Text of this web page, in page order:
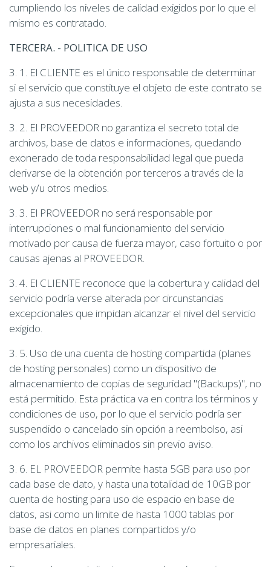
cumpliendo los niveles de calidad exigidos por lo que el
mismo es contratado.
TERCERA. - POLITICA DE USO
3. 1. El CLIENTE es el único responsable de determinar
si el servicio que constituye el objeto de este contrato se
ajusta a sus necesidades.
3. 2. El PROVEEDOR no garantiza el secreto total de
archivos, base de datos e informaciones, quedando
exonerado de toda responsabilidad legal que pueda
derivarse de la obtención por terceros a través de la
web y/u otros medios.
3. 3. El PROVEEDOR no será responsable por
interrupciones o mal funcionamiento del servicio
motivado por causa de fuerza mayor, caso fortuito o por
causas ajenas al PROVEEDOR.
3. 4. El CLIENTE reconoce que la cobertura y calidad del
servicio podría verse alterada por circunstancias
excepcionales que impidan alcanzar el nivel del servicio
exigido.
3. 5. Uso de una cuenta de hosting compartida (planes
de hosting personales) como un dispositivo de
almacenamiento de copias de seguridad "(Backups)", no
está permitido. Esta práctica va en contra los términos y
condiciones de uso, por lo que el servicio podría ser
suspendido o cancelado sin opción a reembolso, asi
como los archivos eliminados sin previo aviso.
3. 6. EL PROVEEDOR permite hasta 5GB para uso por
cada base de dato, y hasta una totalidad de 10GB por
cuenta de hosting para uso de espacio en base de
datos, asi como un limite de hasta 1000 tablas por
base de datos en planes compartidos y/o
empresariales.